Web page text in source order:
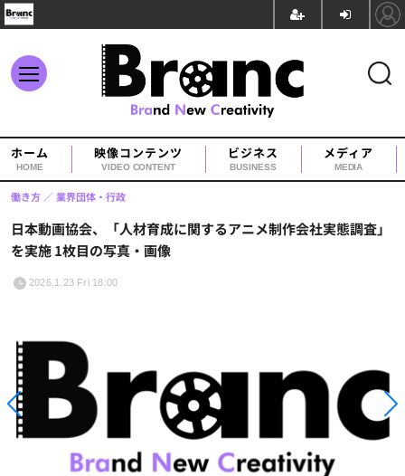
ホーム
HOME
映像コンテンツ
VIDEO CONTENT
ビジネス
BUSINESS
メディア
MEDIA
日本動画協会、「人材育成に関するアニメ制作会社実態調査」
を実施 1枚目の写真・画像
働き方 業界団体・行政
2026.1.23 Fri 18:00